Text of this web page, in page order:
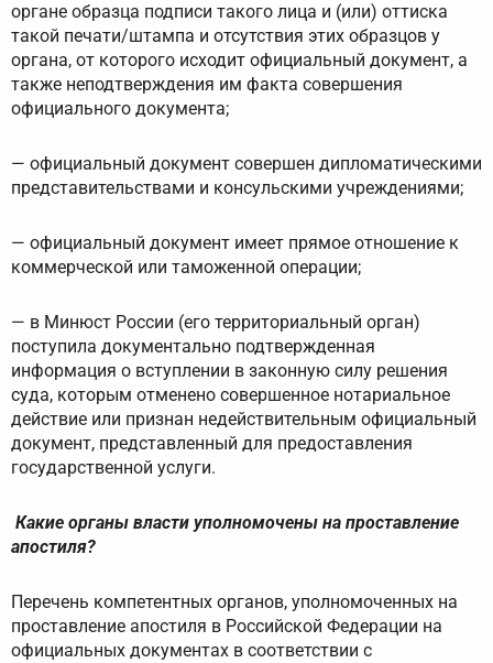
органе образца подписи такого лица и (или) оттиска
такой печати/штампа и отсутствия этих образцов у
органа, от которого исходит официальный документ, а
также неподтверждения им факта совершения
официального документа;
— официальный документ совершен дипломатическими
представительствами и консульскими учреждениями;
— официальный документ имеет прямое отношение к
коммерческой или таможенной операции;
— в Минюст России (его территориальный орган)
поступила документально подтвержденная
информация о вступлении в законную силу решения
суда, которым отменено совершенное нотариальное
действие или признан недействительным официальный
документ, представленный для предоставления
государственной услуги.
Какие органы власти уполномочены на проставление
апостиля?
Перечень компетентных органов, уполномоченных на
проставление апостиля в Российской Федерации на
официальных документах в соответствии с